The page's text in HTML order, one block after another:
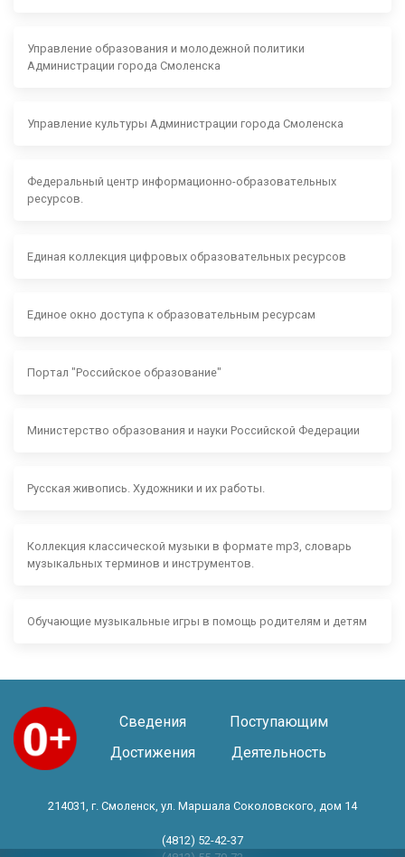
Управление образования и молодежной политики
Администрации города Смоленска
Управление культуры Администрации города Смоленска
Федеральный центр информационно-образовательных
ресурсов.
Единая коллекция цифровых образовательных ресурсов
Единое окно доступа к образовательным ресурсам
Портал "Российское образование"
Министерство образования и науки Российской Федерации
Русская живопись. Художники и их работы.
Коллекция классической музыки в формате mp3, словарь
музыкальных терминов и инструментов.
Обучающие музыкальные игры в помощь родителям и детям
Сведения
Поступающим
Достижения
Деятельность
214031, г. Смоленск, ул. Маршала Соколовского, дом 14
(4812) 52-42-37